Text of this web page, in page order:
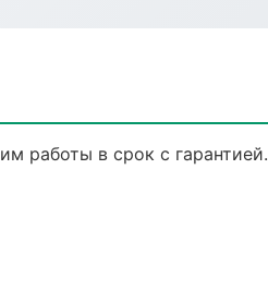
работы в срок с гарантией.